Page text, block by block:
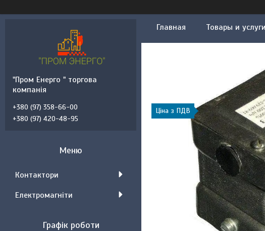
Главная Товары и услуги
Ціна з ПДВ
"Пром Енерго " торгова
компанія
+380 (97) 358-66-00
+380 (97) 420-48-95
Контактори
Електромагніти
Графік роботи